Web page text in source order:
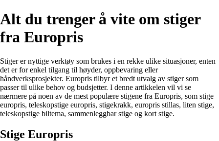
Alt du trenger å vite om stiger
fra Europris
Stiger er nyttige verktøy som brukes i en rekke ulike situasjoner, enten
det er for enkel tilgang til høyder, oppbevaring eller
håndverksprosjekter. Europris tilbyr et bredt utvalg av stiger som
passer til ulike behov og budsjetter. I denne artikkelen vil vi se
nærmere på noen av de mest populære stigene fra Europris, som stige
europris, teleskopstige europris, stigekrakk, europris stillas, liten stige,
teleskopstige biltema, sammenleggbar stige og kort stige.
Stige Europris